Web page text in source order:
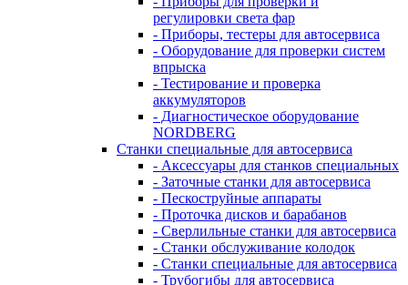
регулировки света фар
- Приборы, тестеры для автосервиса
- Оборудование для проверки систем
впрыска
- Тестирование и проверка
аккумуляторов
- Диагностическое оборудование
NORDBERG
Станки специальные для автосервиса
- Аксессуары для станков специальных
- Заточные станки для автосервиса
- Пескоструйные аппараты
- Проточка дисков и барабанов
- Сверлильные станки для автосервиса
- Станки обслуживание колодок
- Станки специальные для автосервиса
- Трубогибы для автосервиса